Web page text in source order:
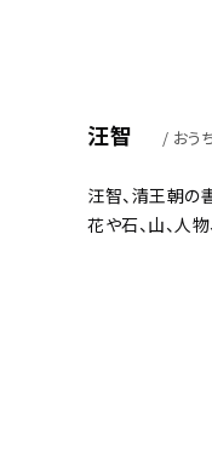
汪智 / おう
汪智、清王朝の
花や石、山、人